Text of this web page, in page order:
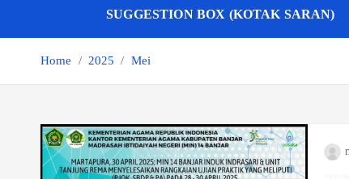
SUGGESTION BOX (KOTAK SARAN)
Home 2025 Mei